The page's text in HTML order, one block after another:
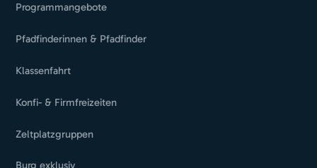
Programmangebote
Pfadfinderinnen & Pfadfinder
Klassenfahrt
Konfi- & Firmfreizeiten
Zeltplatzgruppen